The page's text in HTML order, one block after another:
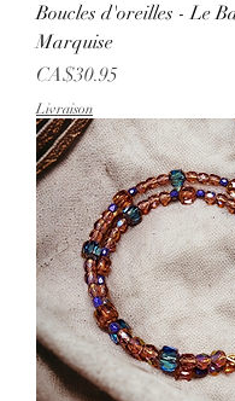
Boucles d'oreilles - Le
Marquise
Price
CA$30.95
Livraison